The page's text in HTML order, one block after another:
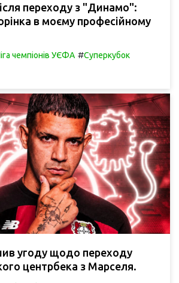
переходу з "Динамо":
в моєму професійному
чемпіонів УЄФА #Суперкубок
угоду щодо переходу
центрбека з Марселя.